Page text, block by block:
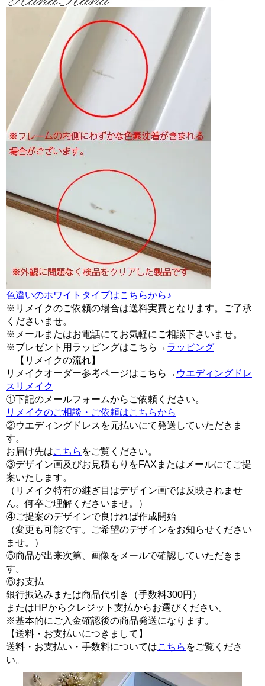
色違いのホワイトタイプはこちらから♪
※リメイクのご依頼の場合は送料実費となります。ご了承
くださいませ。
※メールまたはお電話にてお気軽にご相談下さいませ。
※プレゼント用ラッピングはこちら→ ラッピング
【リメイクの流れ】
リメイクオーダー参考ページはこちら→ ウエディングドレ
スリメイク
①下記のメールフォームからご依頼ください。
リメイクのご相談・ご依頼はこちらから
②ウエディングドレスを元払いにて発送していただきま
す。
お届け先はこちら をご覧ください。
③デザイン画及びお見積もりをFAXまたはメールにてご提
案いたします。
（リメイク特有の継ぎ目はデザイン画では反映されませ
ん。何卒ご理解くださいませ。）
④ご提案のデザインで良ければ作成開始
（変更も可能です。ご希望のデザインをお知らせください
ませ。）
⑤商品が出来次第、画像をメールで確認していただきま
す。
⑥お支払
銀行振込みまたは商品代引き（手数料300円）
またはHPからクレジット支払からお選びください。
※基本的にご入金確認後の商品発送になります。
【送料・お支払いにつきまして】
送料・お支払い・手数料についてはこちら をご覧くださ
い。